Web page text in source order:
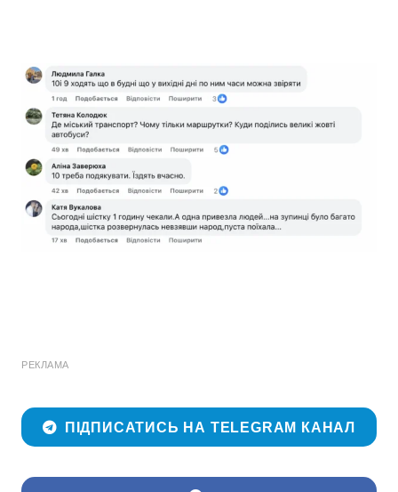
РЕКЛАМА
ПІДПИСАТИСЬ НА TELEGRAM КАНАЛ